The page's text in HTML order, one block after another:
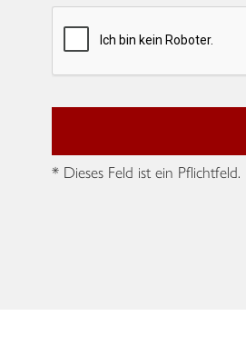
* Dieses Feld ist ein Pflichtfeld.